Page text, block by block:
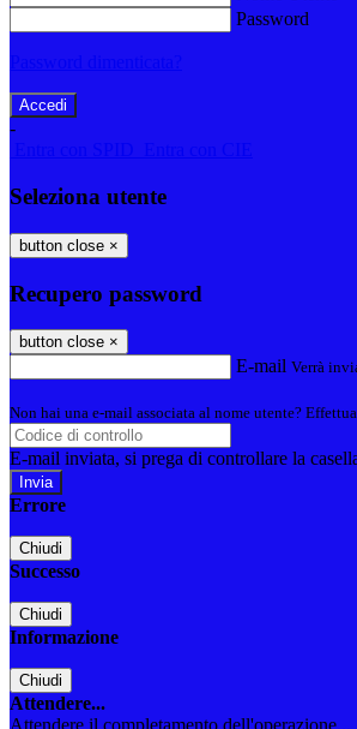
Password
-
Seleziona utente
button close ×
Recupero password
button close ×
E-mail Verrà
Non hai una e-mail associata al nome utente?
E-mail inviata, si prega di controllare la
Errore
Chiudi
Successo
Chiudi
Informazione
Chiudi
Attendere...